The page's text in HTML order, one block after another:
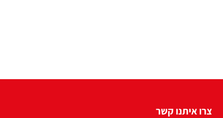
צרו איתנו קשר